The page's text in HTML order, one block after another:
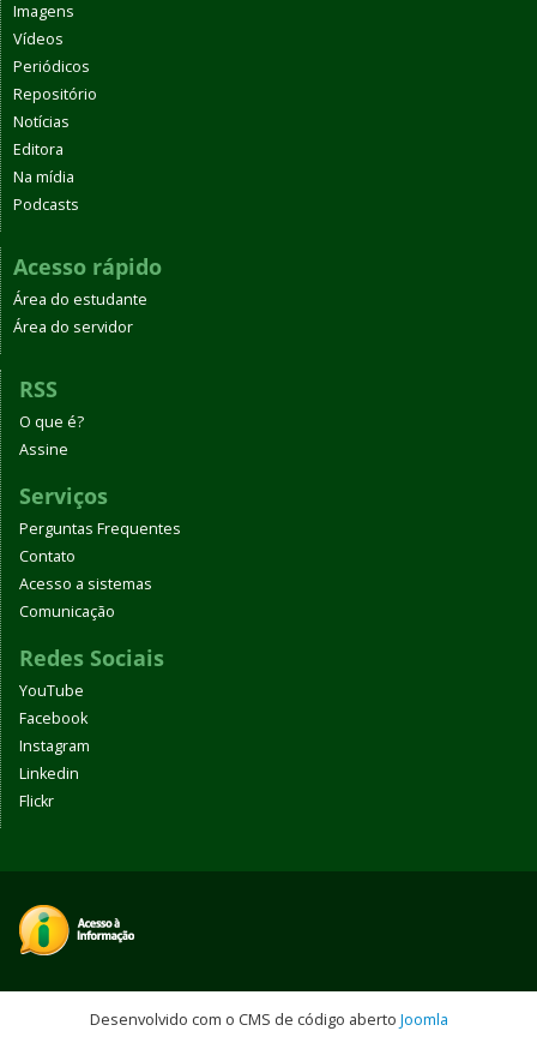
Imagens
Vídeos
Periódicos
Repositório
Notícias
Editora
Na mídia
Podcasts
Acesso rápido
Área do estudante
Área do servidor
RSS
O que é?
Assine
Serviços
Perguntas Frequentes
Contato
Acesso a sistemas
Comunicação
Redes Sociais
YouTube
Facebook
Instagram
Linkedin
Flickr
Desenvolvido com o CMS de código aberto Joomla